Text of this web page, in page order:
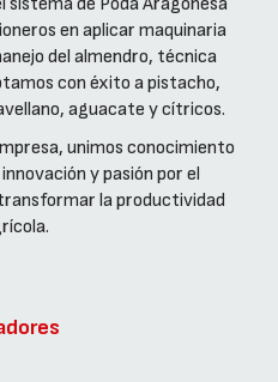
en aplicar maquinaria
del almendro, técnica
con éxito a pistacho,
aguacate y cítricos.
unimos conocimiento
y pasión por el
la productividad